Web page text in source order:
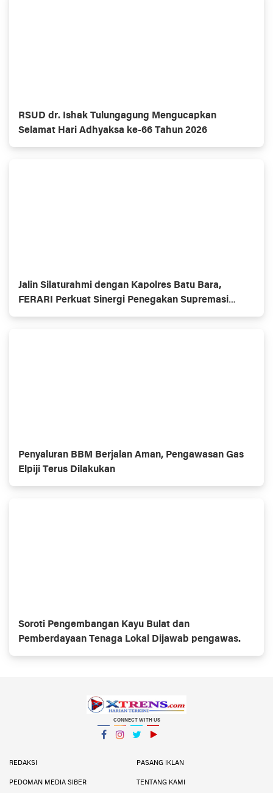
RSUD dr. Ishak Tulungagung Mengucapkan
Selamat Hari Adhyaksa ke-66 Tahun 2026
Jalin Silaturahmi dengan Kapolres Batu Bara,
FERARI Perkuat Sinergi Penegakan Supremasi
Hukum
Penyaluran BBM Berjalan Aman, Pengawasan Gas
Elpiji Terus Dilakukan
Soroti Pengembangan Kayu Bulat dan
Pemberdayaan Tenaga Lokal Dijawab pengawas.
CONNECT WITH US
REDAKSI
PASANG IKLAN
PEDOMAN MEDIA SIBER TENTANG KAMI